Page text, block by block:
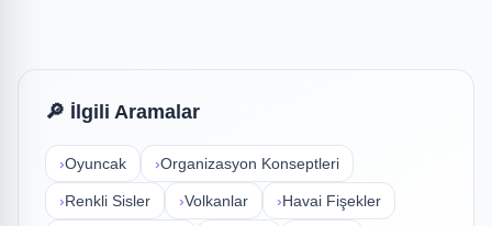
🔎 İlgili Aramalar
›Oyuncak ›Organizasyon Konseptleri
›Renkli Sisler ›Volkanlar ›Havai Fişekler